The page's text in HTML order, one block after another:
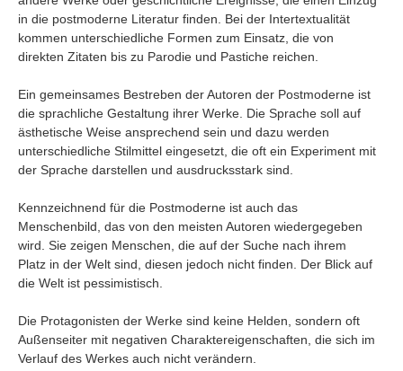
in die postmoderne Literatur finden. Bei der Intertextualität
kommen unterschiedliche Formen zum Einsatz, die von
direkten Zitaten bis zu Parodie und Pastiche reichen.
Ein gemeinsames Bestreben der Autoren der Postmoderne ist
die sprachliche Gestaltung ihrer Werke. Die Sprache soll auf
ästhetische Weise ansprechend sein und dazu werden
unterschiedliche Stilmittel eingesetzt, die oft ein Experiment mit
der Sprache darstellen und ausdrucksstark sind.
Kennzeichnend für die Postmoderne ist auch das
Menschenbild, das von den meisten Autoren wiedergegeben
wird. Sie zeigen Menschen, die auf der Suche nach ihrem
Platz in der Welt sind, diesen jedoch nicht finden. Der Blick auf
die Welt ist pessimistisch.
Die Protagonisten der Werke sind keine Helden, sondern oft
Außenseiter mit negativen Charaktereigenschaften, die sich im
Verlauf des Werkes auch nicht verändern.